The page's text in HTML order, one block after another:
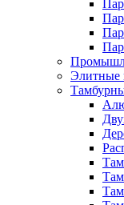
Элитные